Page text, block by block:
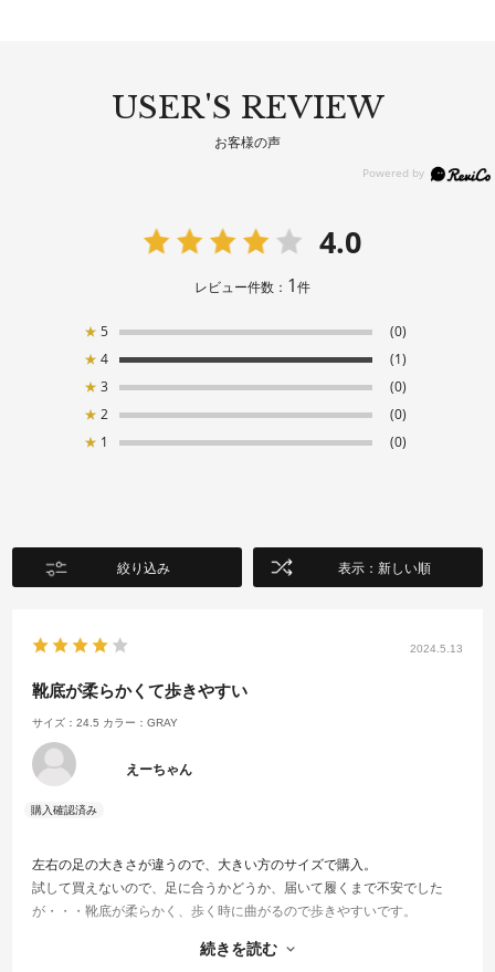
USER'S REVIEW
お客様の声
4.0
レビュー件数： 1件
★ 5
(0)
★ 4
(1)
★ 3
(0)
★ 2
(0)
★ 1 (0)
絞り込み 表示：新しい順
2024.5.13
靴底が柔らかくて歩きやすい
サイズ：24.5 カラー：GRAY
えーちゃん
左右の足の大きさが違うので、大きい方のサイズで購入。
試して買えないので、足に合うかどうか、届いて履くまで不安でした
が・・・靴底が柔らかく、歩く時に曲がるので歩きやすいです。
やすかったです。春になって、白っぽい服を着るので、グレーの靴を探
続きを読む